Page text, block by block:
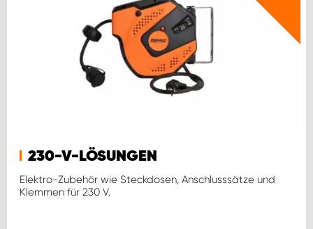
230-V-LÖSUNGEN
Elektro-Zubehör wie Steckdosen, Anschlusssätze und
Klemmen für 230 V.